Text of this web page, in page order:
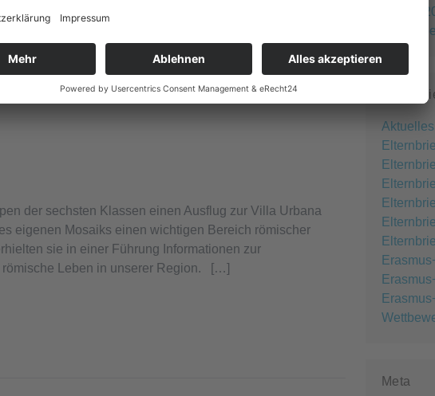
der sechsten Klassen einen Ausflug zur Villa Urbana
eigenen Mosaiks einen wichtigen Bereich römischer
sie in einer Führung Informationen zur
römische Leben in unserer Region. […]
Januar
Aktuelles
Meta